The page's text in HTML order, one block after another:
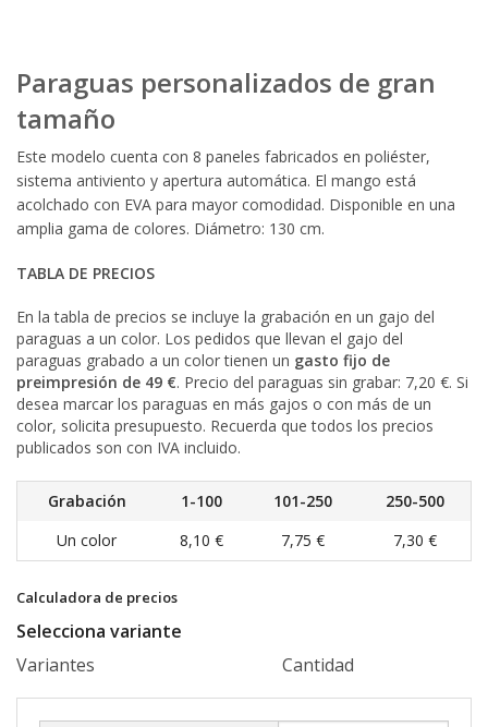
Paraguas personalizados de gran
tamaño
Este modelo cuenta con 8 paneles fabricados en poliéster,
sistema antiviento y apertura automática. El mango está
acolchado con EVA para mayor comodidad. Disponible en una
amplia gama de colores. Diámetro: 130 cm.
TABLA DE PRECIOS
En la tabla de precios se incluye la grabación en un gajo del
paraguas a un color. Los pedidos que llevan el gajo del
paraguas grabado a un color tienen un gasto fijo de
preimpresión de 49 €. Precio del paraguas sin grabar: 7,20 €. Si
desea marcar los paraguas en más gajos o con más de un
color, solicita presupuesto. Recuerda que todos los precios
publicados son con IVA incluido.
Grabación 1-100 101-250
250-500
Un color
8,10 € 7,75 € 7,30 €
Calculadora de precios
Selecciona variante
Variantes
Cantidad